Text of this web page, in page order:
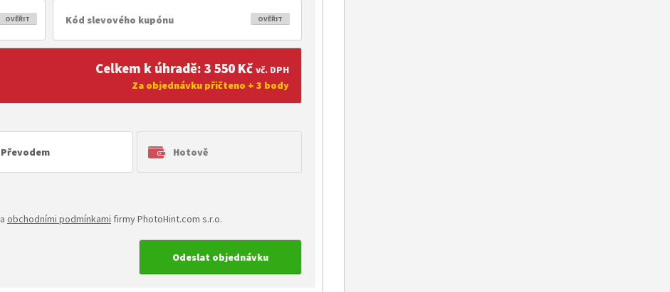
OVĚŘIT OVĚŘIT
Celkem k úhradě: 3 550 Kč vč. DPH
Za objednávku přičteno + 3 body
Převodem Hotově
a obchodními podmínkami firmy PhotoHint.com s.r.o.